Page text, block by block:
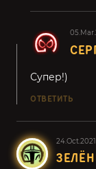
Супер!)
ОТВЕТИТЬ